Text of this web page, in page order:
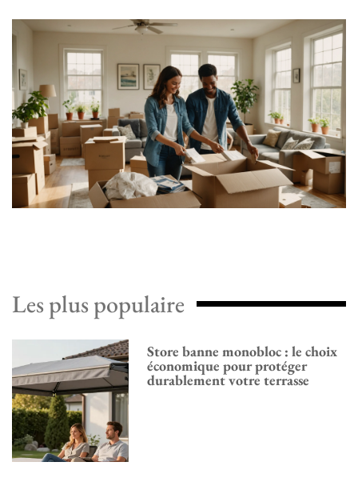
Les plus populaire
Store banne monobloc : le choix
économique pour protéger
durablement votre terrasse